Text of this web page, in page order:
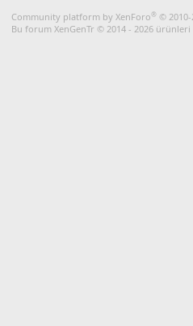
Community platform by XenForo® © 2010-
Bu forum XenGenTr © 2014 - 2026